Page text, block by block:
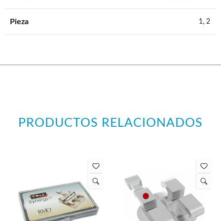
Pieza 1, 2
PRODUCTOS RELACIONADOS